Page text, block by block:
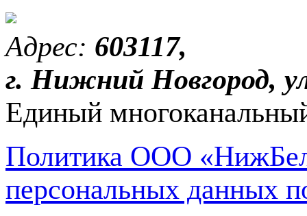
Адрес: 603117,
г. Нижний Новгород,
Единый
Политика ООО
персональных данных